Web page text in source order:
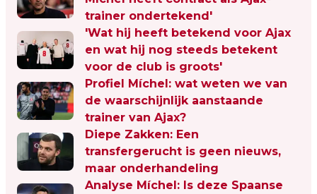
trainer ondertekend'
'Wat hij heeft betekend voor Ajax
en wat hij nog steeds betekent
voor de club is groots'
Profiel Míchel: wat weten we van
de waarschijnlijk aanstaande
trainer van Ajax?
Diepe Zakken: Een
transfergerucht is geen nieuws,
maar onderhandeling
Analyse Míchel: Is deze Spaanse